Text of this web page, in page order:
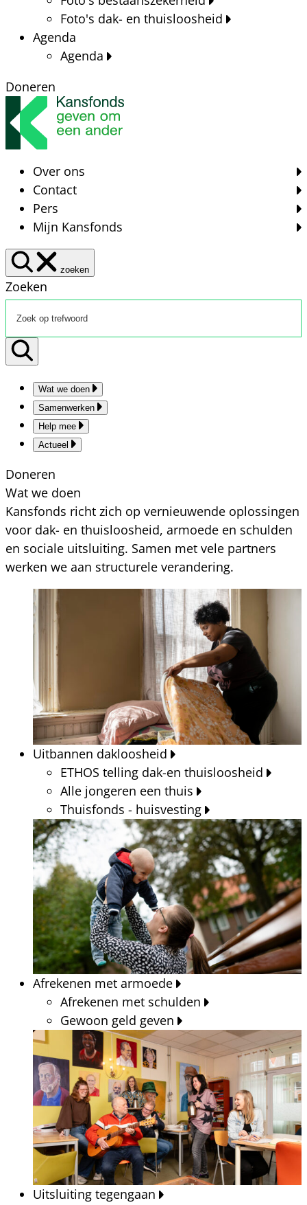
Foto's dak- en thuisloosheid
Agenda
Agenda
Doneren
Over ons
Contact
Pers
Mijn Kansfonds
zoeken
Zoeken
Wat we doen
Samenwerken
Help mee
Actueel
Doneren
Wat we doen
Kansfonds richt zich op vernieuwende oplossingen
voor dak- en thuisloosheid, armoede en schulden
en sociale uitsluiting. Samen met vele partners
werken we aan structurele verandering.
Uitbannen dakloosheid
ETHOS telling dak-en thuisloosheid
Alle jongeren een thuis
Thuisfonds - huisvesting
Afrekenen met armoede
Afrekenen met schulden
Gewoon geld geven
Uitsluiting tegengaan